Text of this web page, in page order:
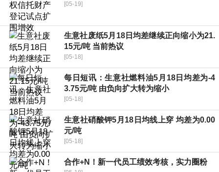
[05-19]
生意社废纸5月18日均差继续正向缩小为21.
15元/吨 当前热议
[05-18]
每日短讯：生意社燃料油5月18日均差为-4
3.75元/吨 由负向扩大转为缩小
[05-18]
生意社硝酸钾5月18日均线上穿 均差为0.00
元/吨
[05-18]
合作+N！新一代员工绩效考核，实力圈粉